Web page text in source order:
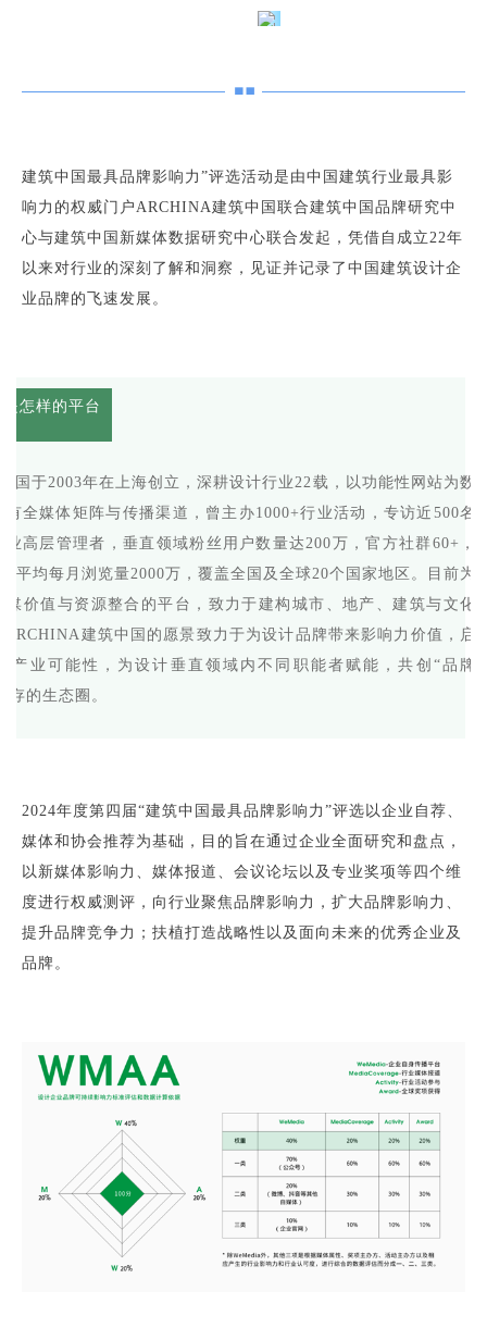
建筑中国最具品牌影响力”评选活动是由中国建筑行业最具影
响力的权威门户ARCHINA建筑中国联合建筑中国品牌研究中
心与建筑中国新媒体数据研究中心联合发起，凭借自成立22年
以来对行业的深刻了解和洞察，见证并记录了中国建筑设计企
业品牌的飞速发展。
怎样的平台
国于2003年在上海创立，深耕设计行业22载，以功能性网站为数
全媒体矩阵与传播渠道，曾主办1000+行业活动，专访近500名
高层管理者，垂直领域粉丝用户数量达200万，官方社群60+，
平均每月浏览量2000万，覆盖全国及全球20个国家地区。目前为
媒价值与资源整合的平台，致力于建构城市、地产、建筑与文化
建筑中国的愿景致力于为设计品牌带来影响力价值，启
产业可能性，为设计垂直领域内不同职能者赋能，共创“品牌
存的生态圈。
2024年度第四届“建筑中国最具品牌影响力”评选以企业自荐、
媒体和协会推荐为基础，目的旨在通过企业全面研究和盘点，
以新媒体影响力、媒体报道、会议论坛以及专业奖项等四个维
度进行权威测评，向行业聚焦品牌影响力，扩大品牌影响力、
提升品牌竞争力；扶植打造战略性以及面向未来的优秀企业及
品牌。